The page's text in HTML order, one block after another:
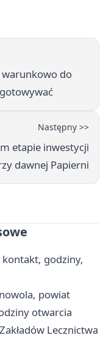
warunkowo do
Następny >>
etapie inwestycji
dawnej Papierni
kontakt, godziny,
powiat
otwarcia
Lecznictwa